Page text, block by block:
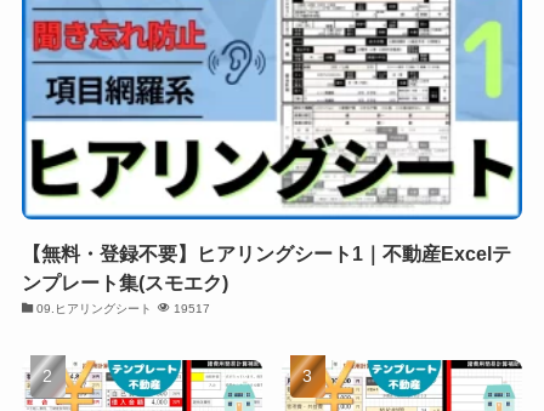
【無料・登録不要】ヒアリングシート1｜不動産Excelテ
ンプレート集(スモエク)
09.ヒアリングシート 19517